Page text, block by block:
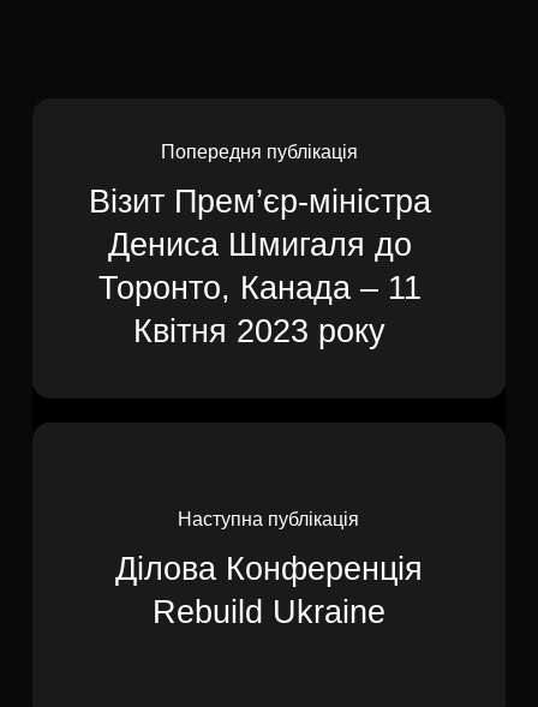
Попередня публікація
Візит Прем’єр-міністра
Дениса Шмигаля до
Торонто, Канада – 11
Квітня 2023 року
Наступна публікація
Ділова Конференція
Rebuild Ukraine